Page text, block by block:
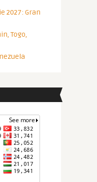
2027: Gran
Togo,